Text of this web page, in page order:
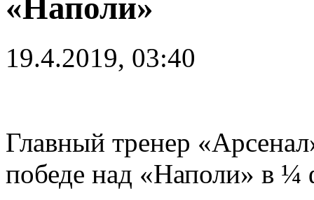
«Наполи»
19.4.2019, 03:40
Главный тренер
победе над «Наполи» в